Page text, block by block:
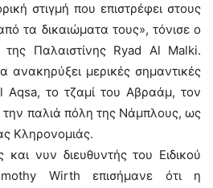
στιγμή που επιστρέφει στους
τα δικαιώματα τους», τόνισε ο
Παλαιστίνης Ryad Al Malki.
ανακηρύξει μερικές σημαντικές
Aqsa, το τζαμί του Αβραάμ, τον
παλιά πόλη της Νάμπλους, ως
Κληρονομιάς.
νυν διευθυντής του Ειδικού
Wirth επισήμανε ότι η